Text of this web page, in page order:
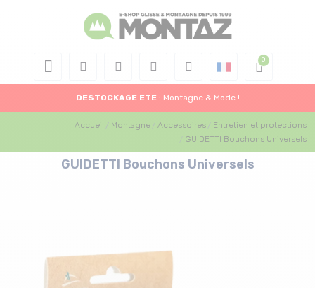
DESTOCKAGE ETE : Montagne & Mode !
Accueil Montagne Accessoires
Entretien et protections
GUIDETTI Bouchons Universels
GUIDETTI Bouchons Universels